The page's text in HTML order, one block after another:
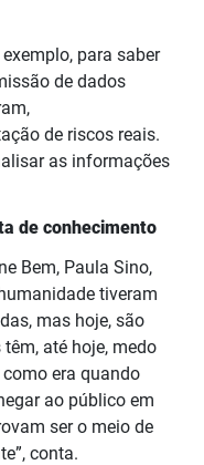
para saber
de dados
de riscos reais.
as informações
de conhecimento
Bem, Paula Sino,
tiveram
mas hoje, são
até hoje, medo
era quando
ao público em
ser o meio de
conta.